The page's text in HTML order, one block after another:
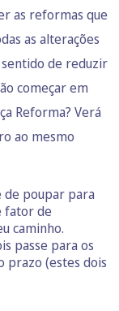
as reformas que
as alterações
de reduzir
começar em
Reforma? Verá
ao mesmo
de poupar para
fator de
caminho.
passe para os
prazo (estes dois